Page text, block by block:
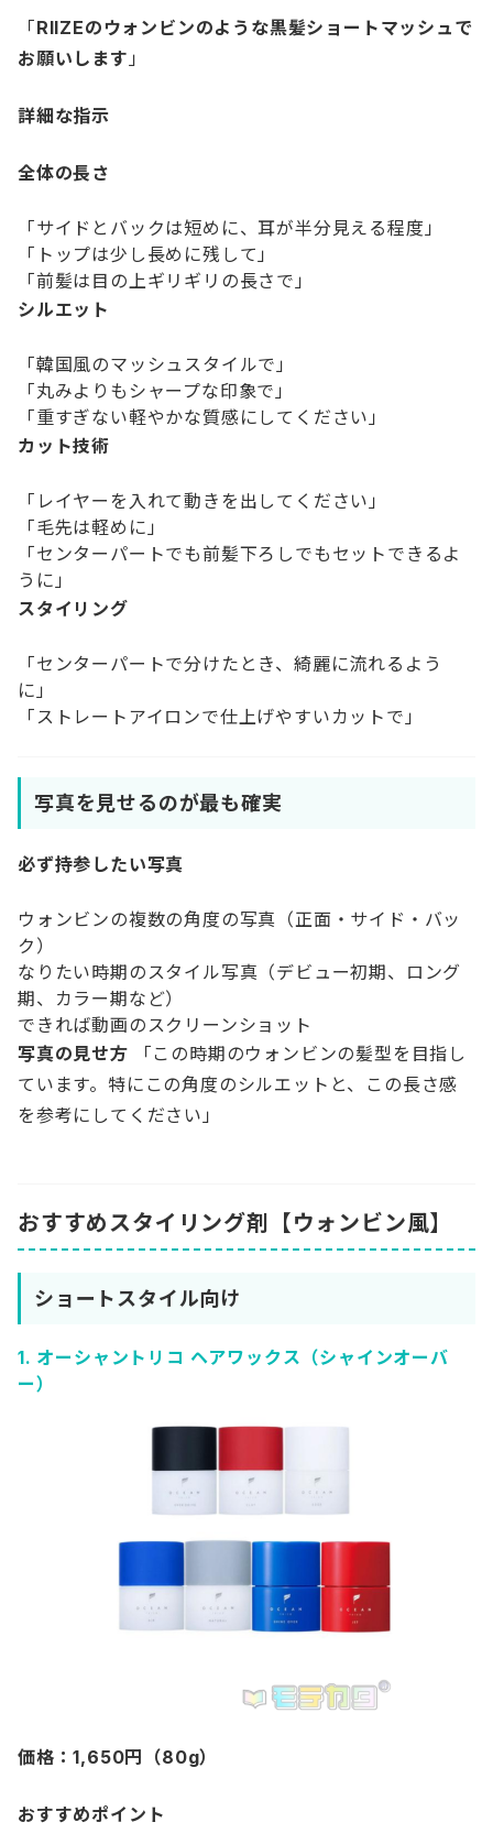
「RIIZEのウォンビンのような黒髪ショートマッシュで
お願いします 」
詳細な指示
全体の長さ
「サイドとバックは短めに、耳が半分見える程度」
「トップは少し長めに残して」
「前髪は目の上ギリギリの長さで」
シルエット
「韓国風のマッシュスタイルで」
「丸みよりもシャープな印象で」
「重すぎない軽やかな質感にしてください」
カット技術
「レイヤーを入れて動きを出してください」
「毛先は軽めに」
「センターパートでも前髪下ろしでもセットできるよ
うに」
スタイリング
「センターパートで分けたとき、綺麗に流れるよう
に」
「ストレートアイロンで仕上げやすいカットで」
写真を見せるのが最も確実
必ず持参したい写真
ウォンビンの複数の角度の写真（正面・サイド・バッ
ク）
なりたい時期のスタイル写真（デビュー初期、ロング
期、カラー期など）
できれば動画のスクリーンショット
写真の見せ方 「この時期のウォンビンの髪型を目指し
ています。特にこの角度のシルエットと、この長さ感
を参考にしてください」
おすすめスタイリング剤【ウォンビン風】
ショートスタイル向け
1. オーシャントリコ ヘアワックス（シャインオーバ
ー）
価格：1,650円（80g）
おすすめポイント